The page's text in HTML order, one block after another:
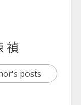
禎
posts